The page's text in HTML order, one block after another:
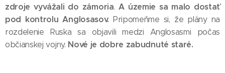
zdroje vyvážali do zámoria.A územie sa malo dostať
pod kontrolu Anglosasov. Pripomeňme si, že plány na
rozdelenie Ruska sa objavili medzi Anglosasmi počas
občianskej vojny. Nové je dobre zabudnuté staré.